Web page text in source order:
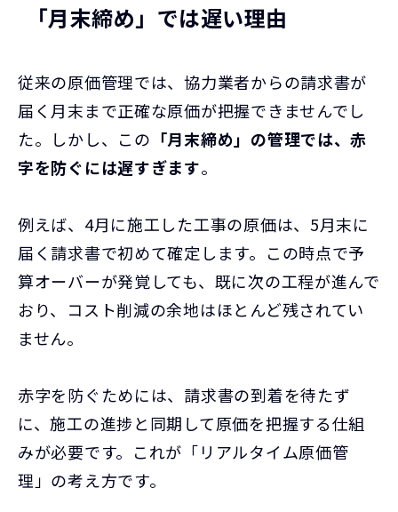
「月末締め」では遅い理由
従来の原価管理では、協力業者からの請求書が
届く月末まで正確な原価が把握できませんでし
た。しかし、この 「月末締め」の管理では、赤
字を防ぐには遅すぎます。
例えば、4月に施工した工事の原価は、5月末に
届く請求書で初めて確定します。この時点で予
算オーバーが発覚しても、既に次の工程が進んで
おり、コスト削減の余地はほとんど残されてい
ません。
赤字を防ぐためには、請求書の到着を待たず
に、施工の進捗と同期して原価を把握する仕組
みが必要です。これが「リアルタイム原価管
理」の考え方です。